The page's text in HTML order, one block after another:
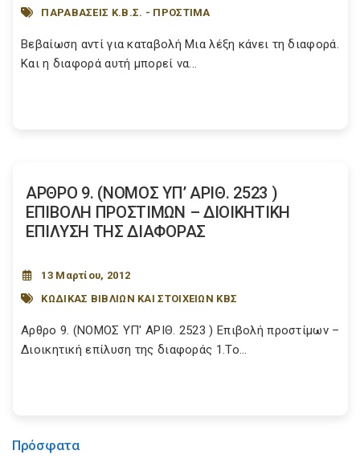
Πρόσφατα
ΠΑΡΑΒΑΣΕΙΣ Κ.Β.Σ. - ΠΡΟΣΤΙΜΑ
Βεβαίωση αντί για καταβολή Μια λέξη κάνει τη διαφορά.
Και η διαφορά αυτή μπορεί να...
ΑΡΘΡΟ 9. (ΝΟΜΟΣ ΥΠ’ ΑΡΙΘ. 2523 )
ΕΠΙΒΟΛΗ ΠΡΟΣΤΙΜΩΝ – ΔΙΟΙΚΗΤΙΚΗ
ΕΠΙΛΥΣΗ ΤΗΣ ΔΙΑΦΟΡΑΣ
13 Μαρτίου, 2012
ΚΩΔΙΚΑΣ ΒΙΒΛΙΩΝ ΚΑΙ ΣΤΟΙΧΕΙΩΝ ΚΒΣ
Αρθρο 9. (ΝΟΜΟΣ ΥΠ' ΑΡΙΘ. 2523 ) Επιβολή προστίμων –
Διοικητική επίλυση της διαφοράς 1.Το...